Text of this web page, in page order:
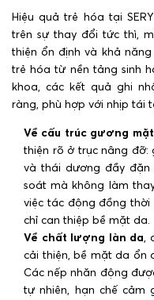
Hiệu quả trẻ hóa tại
trên sự thay đổi tức thì,
thiện ổn định và khả
trẻ hóa từ nền tảng sinh
khoa, các kết quả ghi
ràng, phù hợp với nhịp tái
Về cấu trúc gương mặt
thiện rõ ở trục nâng
và thái dương đầy đặn
soát mà không làm
việc tác động đồng
chỉ can thiệp bề mặt da.
Về chất lượng làn da
cải thiện, bề mặt da ổn
Các nếp nhăn động
tự nhiên, hạn chế cảm